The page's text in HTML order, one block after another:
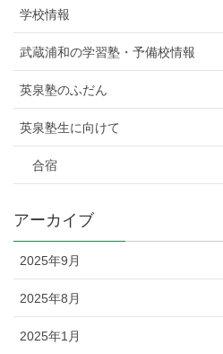
学校情報
武蔵浦和の学習塾・予備校情報
英泉塾のふだん
英泉塾生に向けて
合宿
アーカイブ
2025年9月
2025年8月
2025年1月